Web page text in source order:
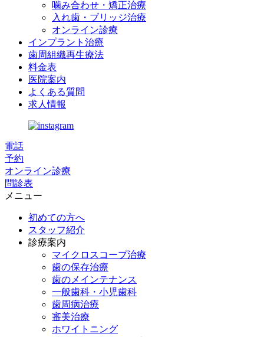
噛み合わせ・矯正治療
入れ歯・ブリッジ治療
オンライン診療
インプラント治療
歯周組織再生療法
料金表
医院案内
よくある質問
求人情報
電話
予約
オンライン診療
問診表
メニュー
初めての方へ
スタッフ紹介
診療案内
マイクロスコープ治療
歯の保存治療
歯のメインテナンス
一般歯科・小児歯科
歯周病治療
審美治療
ホワイトニング